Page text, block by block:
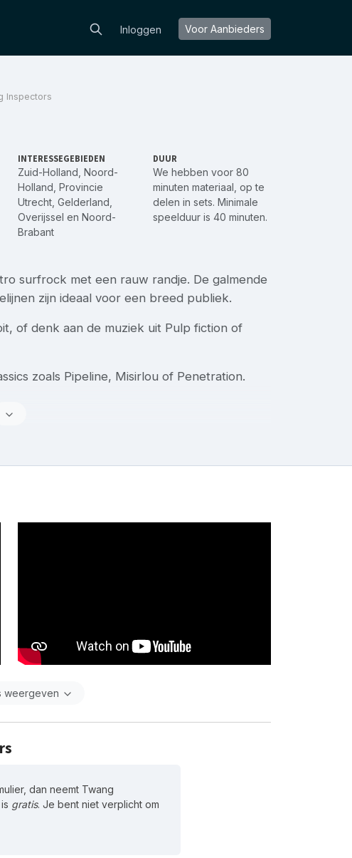
Inloggen Voor Aanbieders
Inspectors
INTERESSEGEBIEDEN
Zuid-Holland Noord-
Holland Provincie
Utrecht Gelderland
Overijssel en Noord-
Brabant
DUUR
We hebben voor 80
minuten materiaal, op te
delen in sets. Minimale
speelduur is 40 minuten.
surfrock met een rauw randje. De galmende
zijn ideaal voor een breed publiek.
of denk aan de muziek uit Pulp fiction of
zoals Pipeline, Misirlou of Penetration.
weergeven
dan neemt Twang
gratis. Je bent niet verplicht om